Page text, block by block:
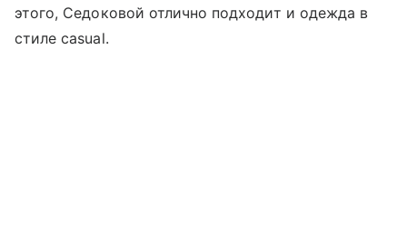
этого, Седоковой отлично подходит и одежда в
стиле casual.